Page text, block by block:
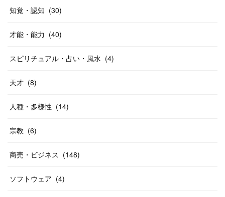
知覚・認知 (30)
才能・能力 (40)
スピリチュアル・占い・風水 (4)
天才 (8)
人種・多様性 (14)
宗教 (6)
商売・ビジネス (148)
ソフトウェア (4)